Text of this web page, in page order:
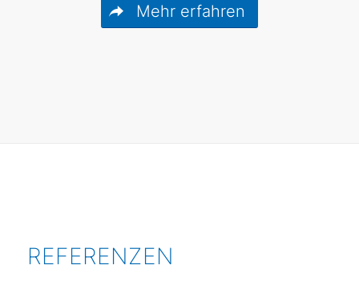
Mehr erfahren
REFERENZEN